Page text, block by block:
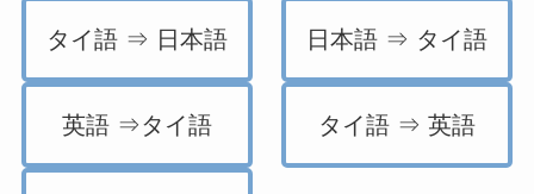
タイ語 ⇒ 日本語 日本語 ⇒ タイ語
英語 ⇒タイ語 タイ語 ⇒ 英語